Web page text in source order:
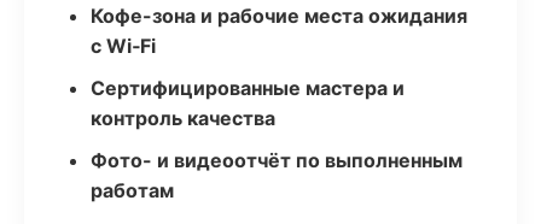
Кофе-зона и рабочие места ожидания
с Wi‑Fi
Сертифицированные мастера и
контроль качества
Фото- и видеоотчёт по выполненным
работам